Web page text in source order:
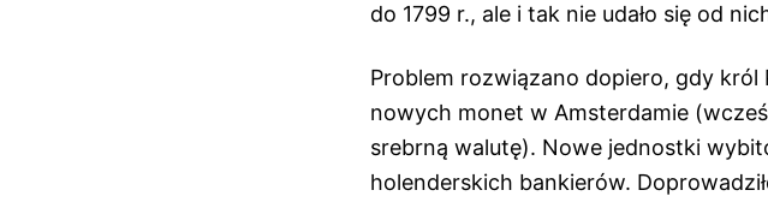
do 1799 r., ale i tak nie udało się od
Problem rozwiązano dopiero, gdy król
nowych monet w Amsterdamie
srebrną walutę). Nowe jednostki
holenderskich bankierów.